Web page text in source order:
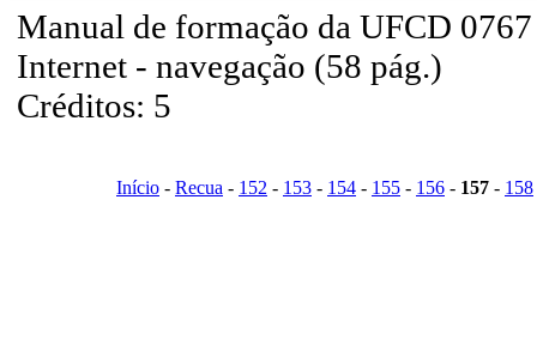
Manual de formação da UFCD 0767
Internet - navegação (58 pág.)
Créditos: 5
Início - Recua - 152 - 153 - 154 - 155 - 156 - 157 - 158